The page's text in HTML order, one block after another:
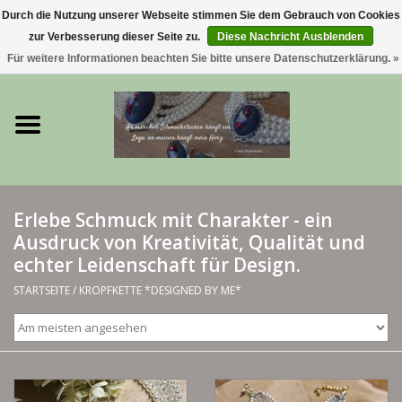
0 Artikel - €0,00
Trachtenschmuck & Ketten
exklusive Kropfketten
925 Silberschmuck
BERGliebe-Kollektion
Blütenkranzkollektion
I ❤️ bayerischer Wald Armband
Erlebe Schmuck mit Charakter - ein
Ausdruck von Kreativität, Qualität und
echter Leidenschaft für Design.
STARTSEITE/ KROPFKETTE *DESIGNED BY ME*
Durch die Nutzung unserer Webseite stimmen Sie dem Gebrauch von Cookies
zur Verbesserung dieser Seite zu.
Diese Nachricht Ausblenden
Für weitere Informationen beachten Sie bitte unsere Datenschutzerklärung. »